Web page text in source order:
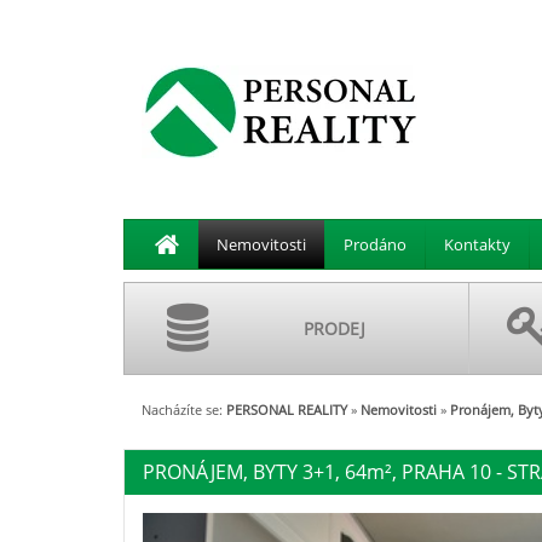
Nemovitosti Prodáno Kontakty
PRODEJ
Nacházíte se: PERSONAL REALITY » Nemovitosti » Pronájem,
PRONÁJEM, BYTY 3+1, 64m², PRAHA 10 -